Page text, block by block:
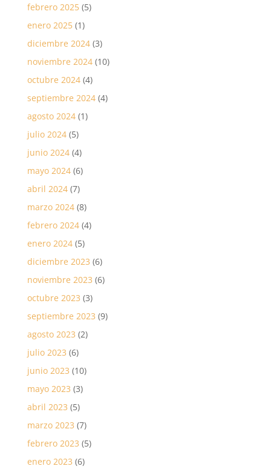
febrero 2025(5)
enero 2025(1)
diciembre 2024(3)
noviembre 2024(10)
octubre 2024(4)
septiembre 2024(4)
agosto 2024(1)
julio 2024(5)
junio 2024(4)
mayo 2024(6)
abril 2024(7)
marzo 2024(8)
febrero 2024(4)
enero 2024(5)
diciembre 2023 (6)
noviembre 2023 (6)
octubre 2023 (3)
septiembre 2023 (9)
agosto 2023 (2)
julio 2023 (6)
junio 2023 (10)
mayo 2023 (3)
abril 2023 (5)
marzo 2023 (7)
febrero 2023 (5)
enero 2023 (6)